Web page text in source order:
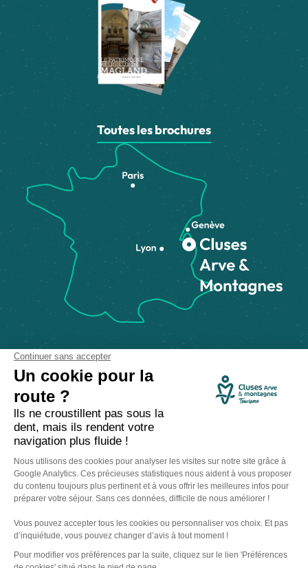
Toutes les brochures
Comment venir ?
Made with by IRIS Interactive
Mentions légales - Politique de confidentialité
Accessibilité numérique
conditions d'utilisationde Google s'appliquent.